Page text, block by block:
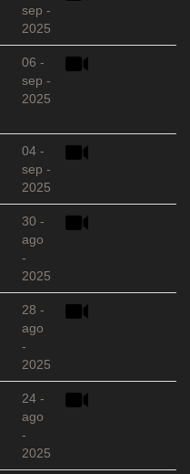
sep -
2025
06 -
sep -
2025
04 -
sep -
2025
30 -
ago
-
2025
28 -
ago
-
2025
24 -
ago
-
2025